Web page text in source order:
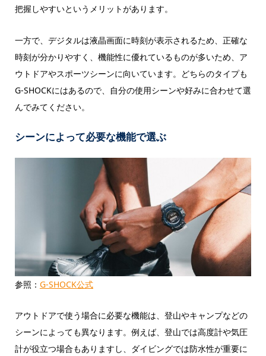
把握しやすいというメリットがあります。
一方で、デジタルは液晶画面に時刻が表示されるため、正確な
時刻が分かりやすく、機能性に優れているものが多いため、ア
ウトドアやスポーツシーンに向いています。どちらのタイプも
G-SHOCKにはあるので、自分の使用シーンや好みに合わせて選
んでみてください。
シーンによって必要な機能で選ぶ
参照： G-SHOCK公式
アウトドアで使う場合に必要な機能は、登山やキャンプなどの
シーンによっても異なります。例えば、登山では高度計や気圧
計が役立つ場合もありますし、ダイビングでは防水性が重要に